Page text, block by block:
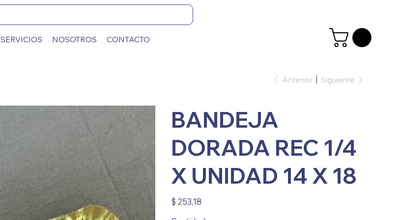
SERVICIOS NOSOTROS CONTACTO
Anterior Siguiente
BANDEJA
DORADA REC 1/4
X UNIDAD 14 X 18
Precio
$ 253,18